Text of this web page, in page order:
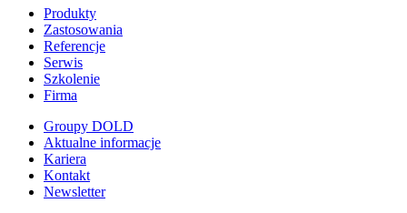
Produkty
Zastosowania
Referencje
Serwis
Szkolenie
Firma
Groupy DOLD
Aktualne informacje
Kariera
Kontakt
Newsletter